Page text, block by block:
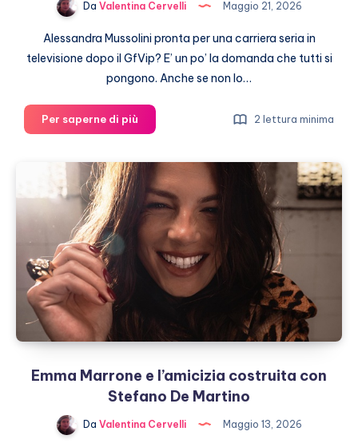
Da Valentina Cervelli Maggio 21, 2026
Alessandra Mussolini pronta per una carriera seria in
televisione dopo il GfVip? E’ un po’ la domanda che tutti si
pongono. Anche se non lo…
Per saperne di più
Mussolini,
televisiva
dopo
GFVip?
2 lettura minima
Emma Marrone e l’amicizia costruita con
Stefano De Martino
Da Valentina Cervelli Maggio 13, 2026